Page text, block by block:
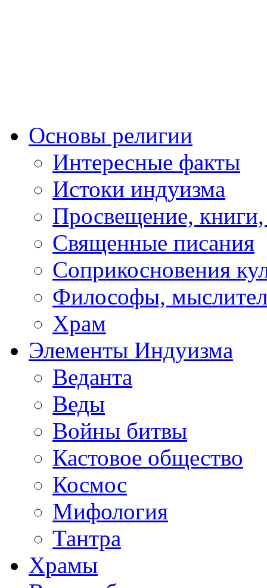
Основы религии
Интересные факты
Истоки индуизма
Просвещение, книги,
Священные писания
Соприкосновения
Философы,
Храм
Элементы Индуизма
Веданта
Веды
Войны битвы
Кастовое общество
Космос
Мифология
Тантра
Храмы